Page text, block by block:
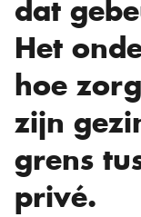
dat
Het
hoe
zijn
grens
privé.